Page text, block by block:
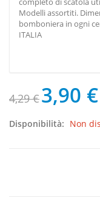
Modelli assortiti.
bomboniera in ogni
ITALIA
4,29 €3,90 €
Disponibilità: Non